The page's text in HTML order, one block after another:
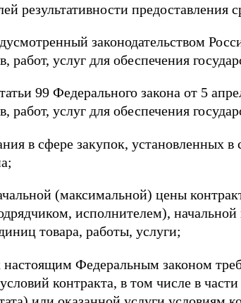
результативности предоставления
законодательством
работ, услуг для обеспечения
99 Федерального закона от 5
работ, услуг для обеспечения
в сфере закупок, установленных в
(максимальной) цены
исполнителем),
товара, работы, услуги;
Федеральным законом
контракта, в том числе в части